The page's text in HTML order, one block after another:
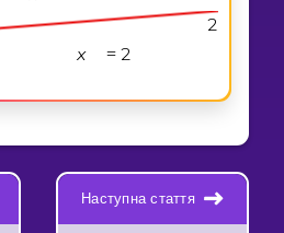
2
x = 2
Наступна стаття